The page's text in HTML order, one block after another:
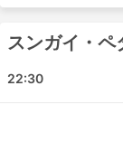
ど高くあ
バスのチ
べて、手頃
く、最高
でくれる
スンガイ・ペ
22:30